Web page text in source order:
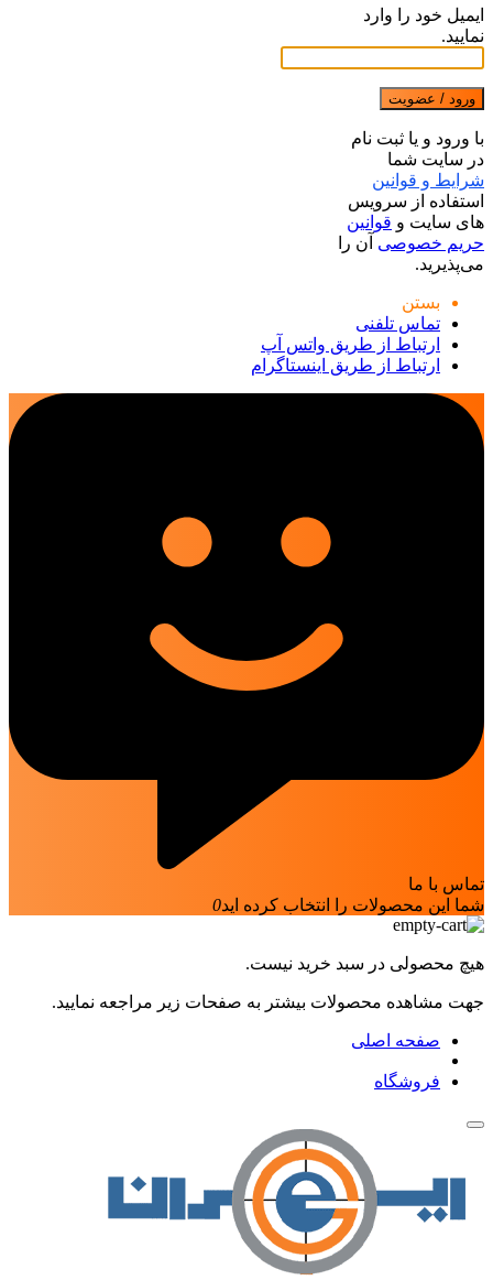
ایمیل خود را وارد
نمایید.
ورود / عضویت
با ورود و یا ثبت نام
در سایت شما
شرایط و قوانین
استفاده از سرویس
های سایت و قوانین
حریم خصوصی آن را
می‌پذیرید.
بستن
تماس تلفنی
ارتباط از طریق واتس آپ
ارتباط از طریق اینستاگرام
تماس با ما
شما این محصولات را انتخاب کرده اید0
هیچ محصولی در سبد خرید نیست.
جهت مشاهده محصولات بیشتر به صفحات زیر مراجعه نمایید.
صفحه اصلی
فروشگاه